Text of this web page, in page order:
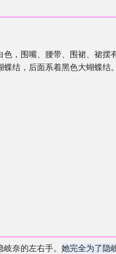
，围嘴、腰带、围裙、裙
结，后面系着黑色大蝴蝶结
岐奈的左右手。 她完全为了隐